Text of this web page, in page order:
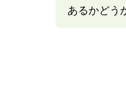
あるかどう